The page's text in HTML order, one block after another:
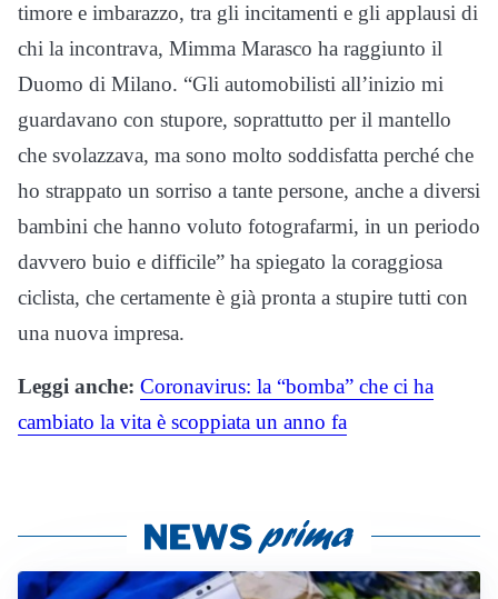
timore e imbarazzo, tra gli incitamenti e gli applausi di
chi la incontrava, Mimma Marasco ha raggiunto il
Duomo di Milano. “Gli automobilisti all’inizio mi
guardavano con stupore, soprattutto per il mantello
che svolazzava, ma sono molto soddisfatta perché che
ho strappato un sorriso a tante persone, anche a diversi
bambini che hanno voluto fotografarmi, in un periodo
davvero buio e difficile” ha spiegato la coraggiosa
ciclista, che certamente è già pronta a stupire tutti con
una nuova impresa.
Leggi anche: Coronavirus: la “bomba” che ci ha
cambiato la vita è scoppiata un anno fa